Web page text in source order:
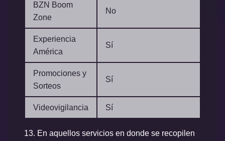
BZN Boom
Zone
No
Experiencia
América
Sí
Promociones y
Sorteos
Sí
Videovigilancia Sí
13. En aquellos servicios en donde se recopilen